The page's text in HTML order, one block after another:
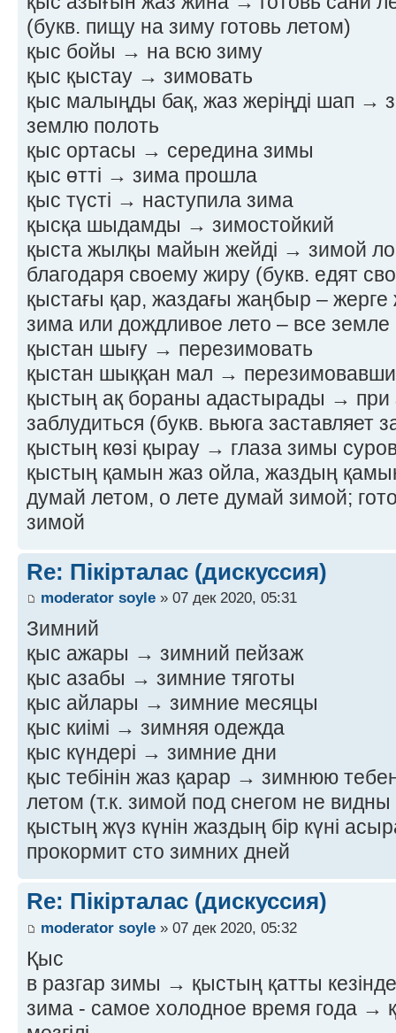
(букв. пищу на зиму готовь летом)
қыс бойы → на всю зиму
қыс қыстау → зимовать
қыс малыңды бақ, жаз жеріңді шап →
землю полоть
қыс ортасы → середина зимы
қыс өтті → зима прошла
қыс түсті → наступила зима
қысқа шыдамды → зимостойкий
қыста жылқы майын жейді → зимой
благодаря своему жиру (букв. едят
қыстағы қар, жаздағы жаңбыр –
зима или дождливое лето – все земле
қыстан шығу → перезимовать
қыстан шыққан мал →
қыстың ақ бораны адастырады → при
заблудиться (букв. вьюга заставляет
қыстың көзі қырау → глаза зимы
қыстың қамын жаз ойла, жаздың
думай летом, о лете думай зимой;
зимой
Re: Пікірталас (дискуссия)
moderator soyle » 07 дек 2020, 05:31
Зимний
қыс ажары → зимний пейзаж
қыс азабы → зимние тяготы
қыс айлары → зимние месяцы
қыс киімі → зимняя одежда
қыс күндері → зимние дни
қыс тебінін жаз қарар → зимнюю
летом (т.к. зимой под снегом не
қыстың жүз күнін жаздың бір күні
прокормит сто зимних дней
Re: Пікірталас (дискуссия)
moderator soyle » 07 дек 2020, 05:32
Қыс
в разгар зимы → қыстың қатты кезінде
зима - самое холодное время года →